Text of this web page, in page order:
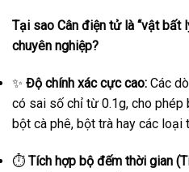
Tại sao Cân điện tử là “vật bất
chuyên nghiệp?
✨ Độ chính xác cực cao: Các
có sai số chỉ từ 0.1g, cho phép
bột cà phê, bột trà hay các loại
⏱️ Tích hợp bộ đếm thời gian